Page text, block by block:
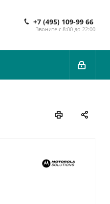
+7 (495) 109-99 66
Звоните с 8:00 до 22:00